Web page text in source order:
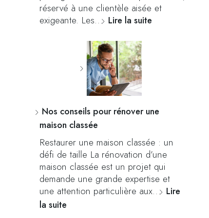
réservé à une clientèle aisée et
exigeante. Les… Lire la suite
Nos conseils pour rénover une
maison classée
Restaurer une maison classée : un
défi de taille La rénovation d’une
maison classée est un projet qui
demande une grande expertise et
une attention particulière aux… Lire
la suite